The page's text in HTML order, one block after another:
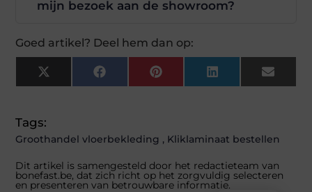
mijn bezoek aan de showroom?
Goed artikel? Deel hem dan op:
X
(Twitter)
FacebookPinterestLinkedInEmail
Tags:
Groothandel vloerbekleding , Kliklaminaat bestellen
Dit artikel is samengesteld door het redactieteam van
bonefast.be, dat zich richt op het zorgvuldig selecteren
en presenteren van betrouwbare informatie.